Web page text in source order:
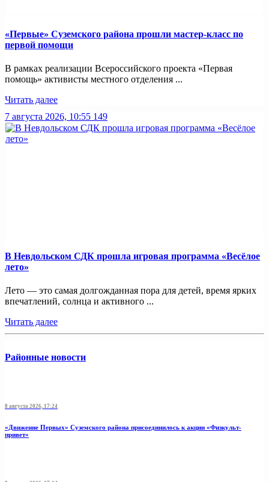
«Первые» Суземского района прошли мастер-класс по
первой помощи
В рамках реализации Всероссийского проекта «Первая
помощь» активисты местного отделения ...
Читать далее
7 августа 2026, 10:55 149
В Невдольском СДК прошла игровая программа «Весёлое
лето»
Лето — это самая долгожданная пора для детей, время ярких
впечатлений, солнца и активного ...
Читать далее
Районные новости
8 августа 2026, 17:24
«Движение Первых» Суземского района присоединилось к акции «Физкульт-
привет»